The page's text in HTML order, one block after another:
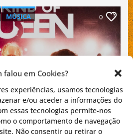
falou em Cookies?
experiências, usamos tecnologias
e/ou aceder a informações do
essas tecnologias permite-nos
o comportamento de navegação
Não consentir ou retirar o
MÚSICA
DE BANDAS
0
OF QUEEN